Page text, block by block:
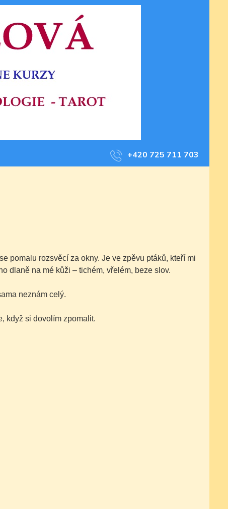
+420 725 711 703
pomalu rozsvěcí za okny. Je ve zpěvu ptáků, kteří mi
dlaně na mé kůži – tichém, vřelém, beze slov.
neznám celý.
když si dovolím zpomalit.